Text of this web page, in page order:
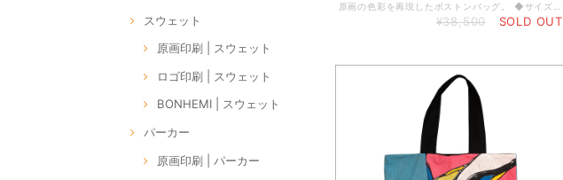
スウェット
原画印刷 | スウェット
ロゴ印刷 | スウェット
BONHEMI | スウェット
パーカー
原画印刷 | パーカー
¥38,500 SOLD OUT